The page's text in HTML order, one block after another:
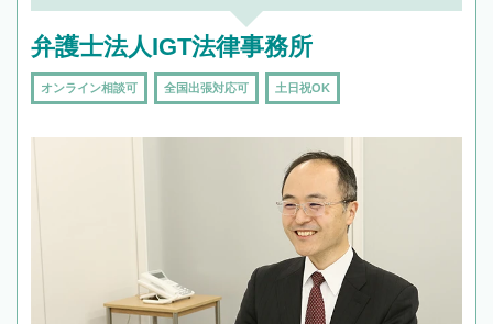
弁護士法人IGT法律事務所
オンライン相談可 全国出張対応可 土日祝OK